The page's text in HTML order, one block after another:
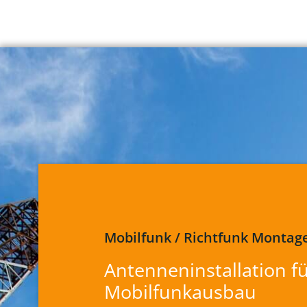
Mobilfunk / Richtfunk
Antenneninstallation
Mobilfunkausbau